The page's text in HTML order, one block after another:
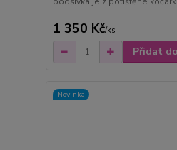
1 350 Kč/ks
Přidat
Novinka